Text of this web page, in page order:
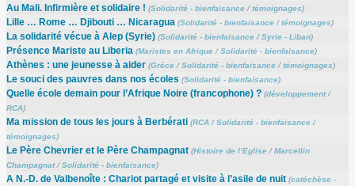
Au Mali. Infirmière et solidaire ! (Solidarité - bienfaisance/témoignages)
Lille … Rome … Djibouti … Nicaragua (Solidarité - bienfaisance/témoignages)
La solidarité vécue à Alep (Syrie) (Solidarité - bienfaisance/Syrie - Liban)
Présence Mariste au Liberia (Maristes en Afrique/Solidarité - bienfaisance)
Athènes : une jeunesse à aider (Grèce/Solidarité - bienfaisance/témoignages)
Le souci des pauvres dans nos écoles (Solidarité - bienfaisance)
Quelle école demain pour l’Afrique Noire (francophone) ? (développement/
RCA)
Ma mission de tous les jours à Berbérati (RCA/Solidarité - bienfaisance/
témoignages)
Le Père Chevrier et le Père Champagnat (Histoire de l’Eglise/Marcellin
Champagnat/Solidarité - bienfaisance)
A N.-D. de Valbenoîte : Chariot partagé et visite à l’asile de nuit (catéchèse -